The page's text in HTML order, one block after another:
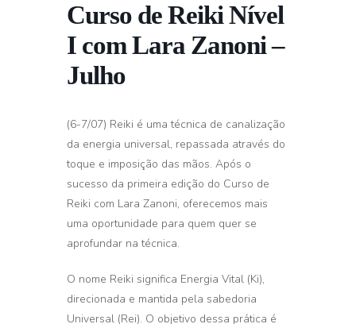
Curso de Reiki Nível
I com Lara Zanoni –
Julho
(6-7/07) Reiki é uma técnica de canalização
da energia universal, repassada através do
toque e imposição das mãos. Após o
sucesso da primeira edição do Curso de
Reiki com Lara Zanoni, oferecemos mais
uma oportunidade para quem quer se
aprofundar na técnica.
O nome Reiki significa Energia Vital (Ki),
direcionada e mantida pela sabedoria
Universal (Rei). O objetivo dessa prática é